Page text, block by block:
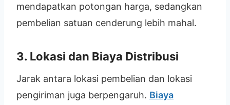
mendapatkan potongan harga, sedangkan
pembelian satuan cenderung lebih mahal.
3. Lokasi dan Biaya Distribusi
Jarak antara lokasi pembelian dan lokasi
pengiriman juga berpengaruh. Biaya